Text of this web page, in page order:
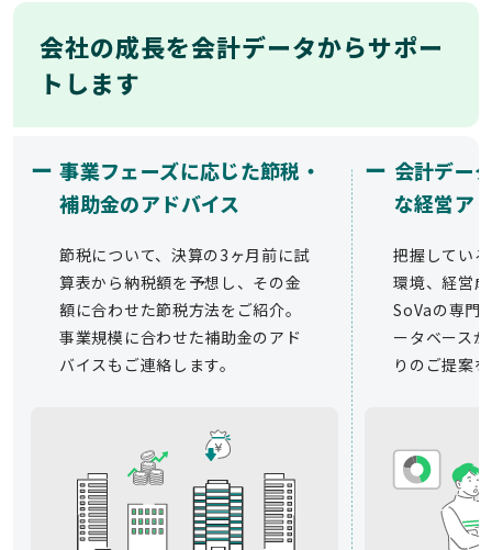
会社の成長を会計データからサポー
トします
ー 事業フェーズに応じた節税・
補助金のアドバイス
節税について、決算の3ヶ月前に試
算表から納税額を予想し、その金
額に合わせた節税方法をご紹介。
事業規模に合わせた補助金のアド
バイスもご連絡します。
ー 会計デー
な経営ア
把握してい
環境、経営
SoVaの専門
ータベース
りのご提案